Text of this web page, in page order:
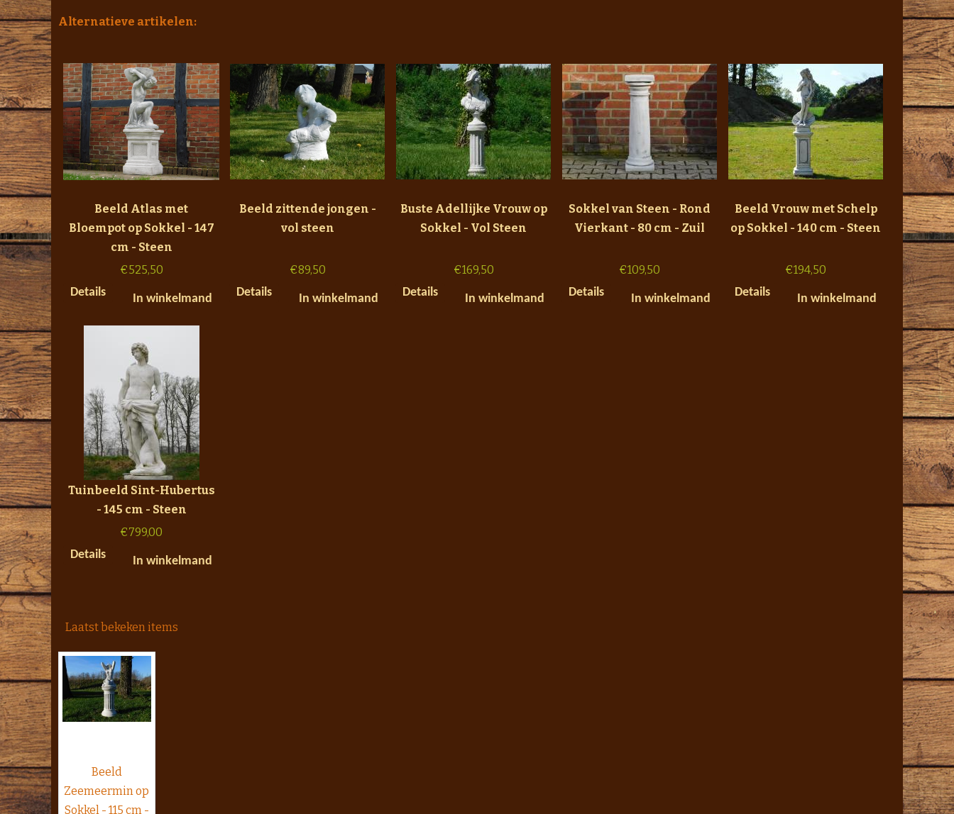
Alternatieve artikelen:
Beeld Atlas met
Bloempot op Sokkel - 147
cm - Steen
€525,50
Details
In winkelmand
Beeld zittende jongen -
vol steen
€89,50
Details
In winkelmand
Buste Adellijke Vrouw op
Sokkel - Vol Steen
€169,50
Details
In winkelmand
Sokkel van Steen - Rond
Vierkant - 80 cm - Zuil
€109,50
Details
In winkelmand
Beeld Vrouw met Schelp
op Sokkel - 140 cm - Steen
€194,50
Details
In winkelmand
Tuinbeeld Sint-Hubertus
- 145 cm - Steen
€799,00
Details
In winkelmand
Laatst bekeken items
Beeld
Zeemeermin op
Sokkel - 115 cm -